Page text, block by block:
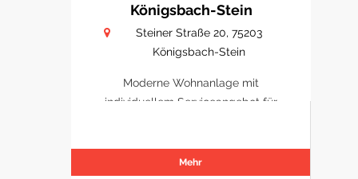
Königsbach-Stein
Steiner Straße 20, 75203
Königsbach-Stein
Moderne Wohnanlage mit
individuellem Serviceangebot für
Mehr